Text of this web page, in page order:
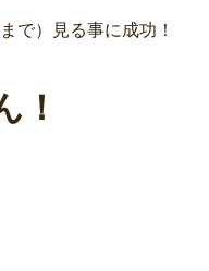
で）見る事に成功！
！